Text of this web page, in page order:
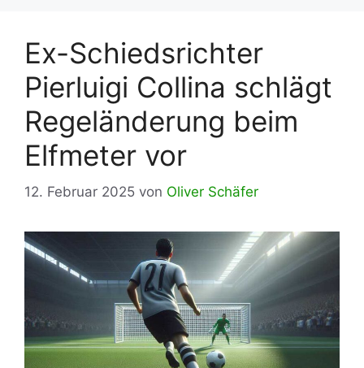
Ex-Schiedsrichter
Pierluigi Collina schlägt
Regeländerung beim
Elfmeter vor
12. Februar 2025 von Oliver Schäfer